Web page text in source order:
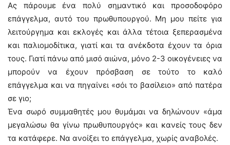
Ας πάρουμε ένα πολύ σημαντικό και προσοδοφόρο
επάγγελμα, αυτό του πρωθυπουργού. Μη μου πείτε για
λειτούργημα και εκλογές και άλλα τέτοια ξεπερασμένα
και παλιομοδίτικα, γιατί και τα ανέκδοτα έχουν τα όρια
τους. Γιατί πάνω από μισό αιώνα, μόνο 2-3 οικογένειες να
μπορούν να έχουν πρόσβαση σε τούτο το καλό
επάγγελμα και να πηγαίνει «σόι το βασίλειο» από πατέρα
σε γιο;
Ένα σωρό συμμαθητές μου θυμάμαι να δηλώνουν «άμα
μεγαλώσω θα γίνω πρωθυπουργός» και κανείς τους δεν
τα κατάφερε. Να ανοίξει το επάγγελμα, χωρίς αναβολές.